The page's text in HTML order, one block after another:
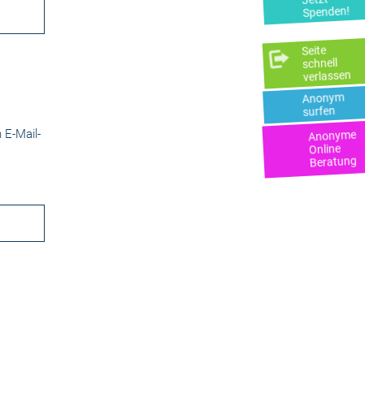
Spenden!
Seite
schnell
verlassen
Anonym
surfen
Anonyme
Online
Beratung
E-Mail-